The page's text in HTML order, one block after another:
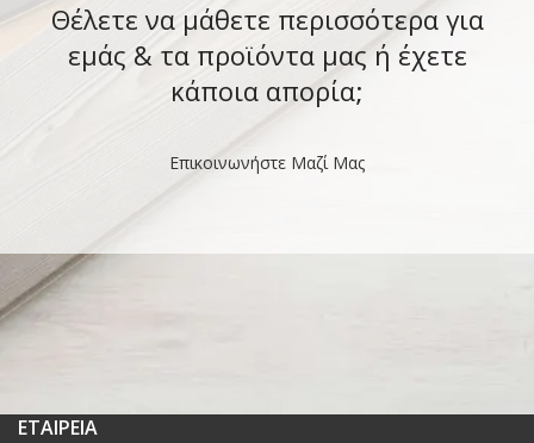
Θέλετε να μάθετε περισσότερα για
εμάς & τα προϊόντα μας ή έχετε
κάποια απορία;
Επικοινωνήστε Μαζί Μας
ΕΤΑΙΡΕΙΑ